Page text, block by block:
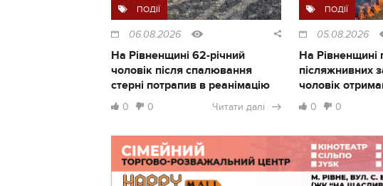
ПОДІЇ
06.08.2026
На Рівненщині 62-річний
чоловік після спалювання
стерні потрапив в реанімацію
0 0 Читати далі
ПОДІЇ
05.08.2026
На Рівненщині
післяжнивних
чоловік
0 0